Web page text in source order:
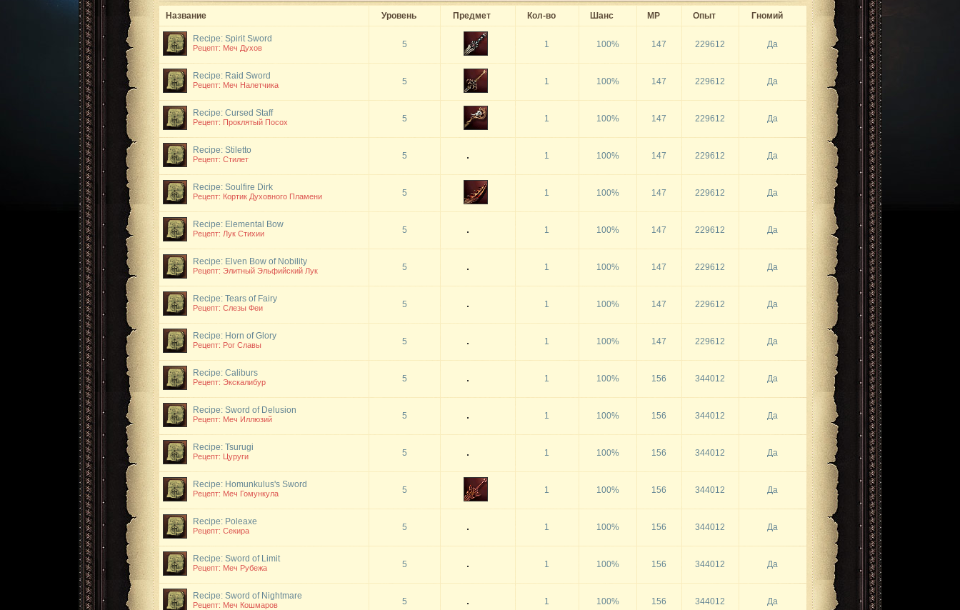
Название Уровень Предмет Кол-во Шанс MP Опыт Гномий
Recipe: Spirit Sword
Рецепт: Меч Духов 5 1 100% 147 229612 Да
Recipe: Raid Sword
Рецепт: Меч Налетчика 5 1 100% 147 229612 Да
Recipe: Cursed Staff
Рецепт: Проклятый Посох 5 1 100% 147 229612 Да
Recipe: Stiletto
Рецепт: Стилет 5 1 100% 147 229612 Да
Recipe: Soulfire Dirk
Рецепт: Кортик Духовного Пламени 5 1 100% 147 229612 Да
Recipe: Elemental Bow
Рецепт: Лук Стихии 5 1 100% 147 229612 Да
Recipe: Elven Bow of Nobility
Рецепт: Элитный Эльфийский Лук 5 1 100% 147 229612 Да
Recipe: Tears of Fairy
Рецепт: Слезы Феи 5 1 100% 147 229612 Да
Recipe: Horn of Glory
Рецепт: Рог Славы 5 1 100% 147 229612 Да
Recipe: Caliburs
Рецепт: Экскалибур 5 1 100% 156 344012 Да
Recipe: Sword of Delusion
Рецепт: Меч Иллюзий 5 1 100% 156 344012 Да
Recipe: Tsurugi
Рецепт: Цуруги 5 1 100% 156 344012 Да
Recipe: Homunkulus's Sword
Рецепт: Меч Гомункула 5 1 100% 156 344012 Да
Recipe: Poleaxe
Рецепт: Секира 5 1 100% 156 344012 Да
Recipe: Sword of Limit
Рецепт: Меч Рубежа 5 1 100% 156 344012 Да
Recipe: Sword of Nightmare
Рецепт: Меч Кошмаров 5 1 100% 156 344012 Да